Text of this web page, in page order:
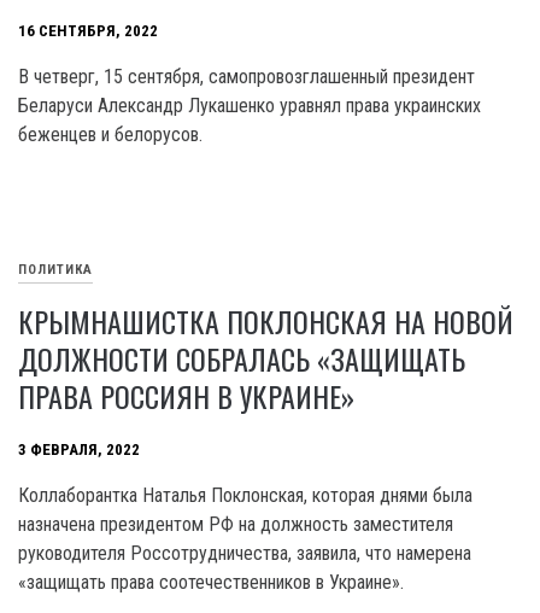
16 СЕНТЯБРЯ, 2022
В четверг, 15 сентября, самопровозглашенный президент
Беларуси Александр Лукашенко уравнял права украинских
беженцев и белорусов.
ПОЛИТИКА
КРЫМНАШИСТКА ПОКЛОНСКАЯ НА НОВОЙ
ДОЛЖНОСТИ СОБРАЛАСЬ «ЗАЩИЩАТЬ
ПРАВА РОССИЯН В УКРАИНЕ»
3 ФЕВРАЛЯ, 2022
Коллаборантка Наталья Поклонская, которая днями была
назначена президентом РФ на должность заместителя
руководителя Россотрудничества, заявила, что намерена
«защищать права соотечественников в Украине».